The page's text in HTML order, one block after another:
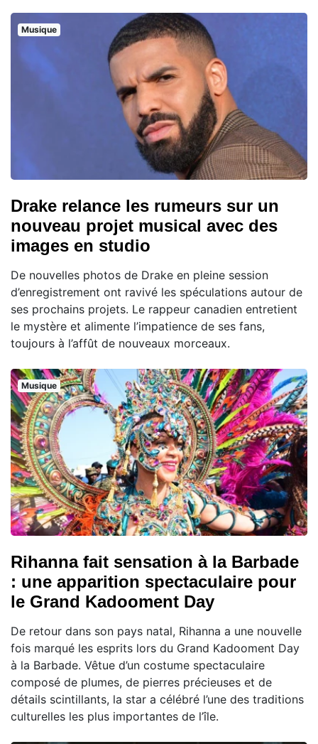
Musique
Drake relance les rumeurs sur un
nouveau projet musical avec des
images en studio
De nouvelles photos de Drake en pleine session
d’enregistrement ont ravivé les spéculations autour de
ses prochains projets. Le rappeur canadien entretient
le mystère et alimente l’impatience de ses fans,
toujours à l’affût de nouveaux morceaux.
Musique
Rihanna fait sensation à la Barbade
: une apparition spectaculaire pour
le Grand Kadooment Day
De retour dans son pays natal, Rihanna a une nouvelle
fois marqué les esprits lors du Grand Kadooment Day
à la Barbade. Vêtue d’un costume spectaculaire
composé de plumes, de pierres précieuses et de
détails scintillants, la star a célébré l’une des traditions
culturelles les plus importantes de l’île.